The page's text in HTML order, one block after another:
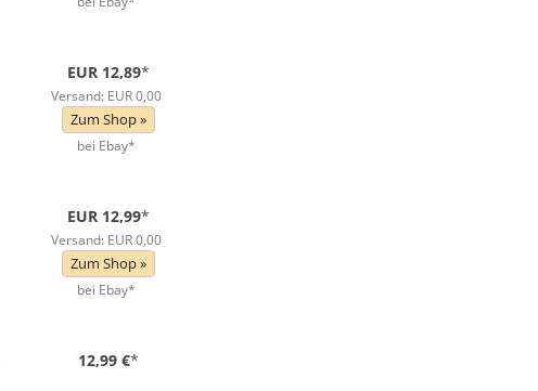
EUR 12,89*
Versand: EUR 0,00
Zum Shop »
bei Ebay*
EUR 12,99*
Versand: EUR 0,00
Zum Shop »
bei Ebay*
12,99 €*